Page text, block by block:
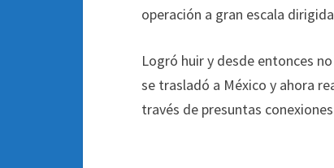
operación a gran escala
Logró huir y desde entonces
se trasladó a México y ahora
través de presuntas